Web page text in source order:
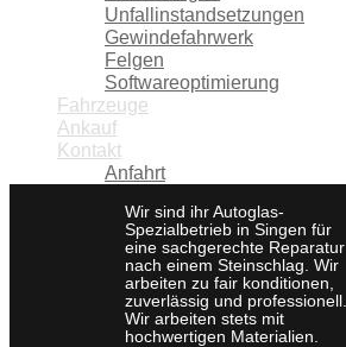
Unfallinstandsetzungen
Gewindefahrwerk
Felgen
Softwareoptimierung
Fahrzeuge
Ankauf
Kontakt
Anfahrt
Wir sind ihr Autoglas-
Spezialbetrieb in Singen für
eine sachgerechte Reparatur
nach einem Steinschlag. Wir
arbeiten zu fair konditionen,
zuverlässig und professionell.
Wir arbeiten stets mit
hochwertigen Materialien.